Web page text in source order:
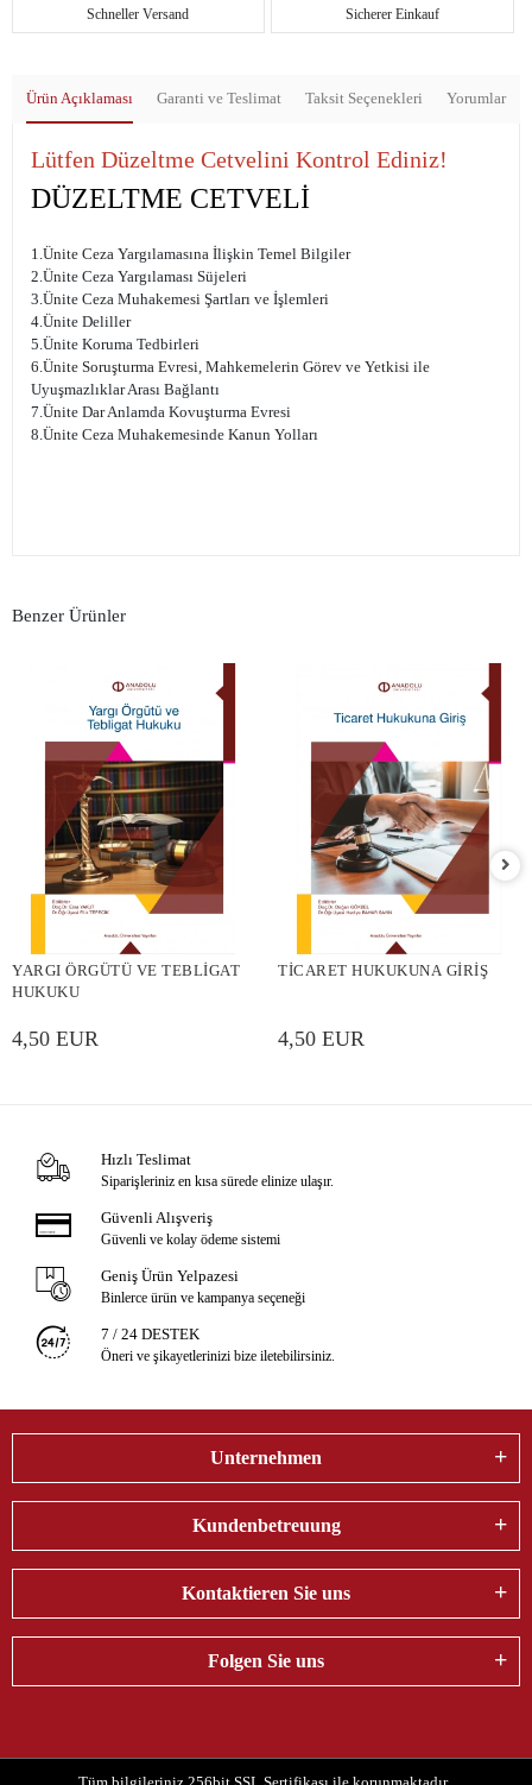
Schneller Versand Sicherer Einkauf
Ürün Açıklaması Garanti ve Teslimat Taksit Seçenekleri Yorumlar
Lütfen Düzeltme Cetvelini Kontrol Ediniz!
DÜZELTME CETVELİ
1.Ünite Ceza Yargılamasına İlişkin Temel Bilgiler
2.Ünite Ceza Yargılaması Süjeleri
3.Ünite Ceza Muhakemesi Şartları ve İşlemleri
4.Ünite Deliller
5.Ünite Koruma Tedbirleri
6.Ünite Soruşturma Evresi, Mahkemelerin Görev ve Yetkisi ile
Uyuşmazlıklar Arası Bağlantı
7.Ünite Dar Anlamda Kovuşturma Evresi
8.Ünite Ceza Muhakemesinde Kanun Yolları
Benzer Ürünler
YARGI ÖRGÜTÜ VE TEBLİGAT
HUKUKU
4,50 EUR
TİCARET HUKUKUNA GİRİŞ
4,50 EUR
Hızlı Teslimat
Siparişleriniz en kısa sürede elinize ulaşır.
Güvenli Alışveriş
Güvenli ve kolay ödeme sistemi
Geniş Ürün Yelpazesi
Binlerce ürün ve kampanya seçeneği
7 / 24 DESTEK
Öneri ve şikayetlerinizi bize iletebilirsiniz.
Unternehmen
Kundenbetreuung
Kontaktieren Sie uns
Folgen Sie uns